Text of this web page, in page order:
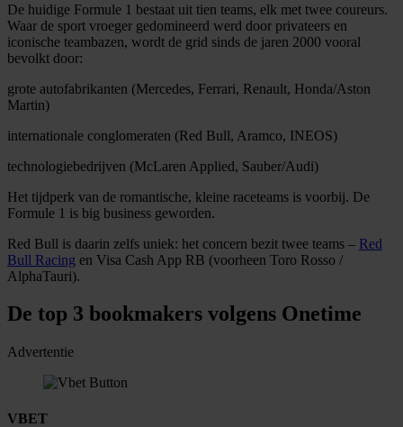
De huidige Formule 1 bestaat uit tien teams, elk met twee coureurs.
Waar de sport vroeger gedomineerd werd door privateers en
iconische teambazen, wordt de grid sinds de jaren 2000 vooral
bevolkt door:
grote autofabrikanten (Mercedes, Ferrari, Renault, Honda/Aston
Martin)
internationale conglomeraten (Red Bull, Aramco, INEOS)
technologiebedrijven (McLaren Applied, Sauber/Audi)
Het tijdperk van de romantische, kleine raceteams is voorbij. De
Formule 1 is big business geworden.
Red Bull is daarin zelfs uniek: het concern bezit twee teams – Red
Bull Racing en Visa Cash App RB (voorheen Toro Rosso /
AlphaTauri).
De top 3 bookmakers volgens Onetime
Advertentie
VBET